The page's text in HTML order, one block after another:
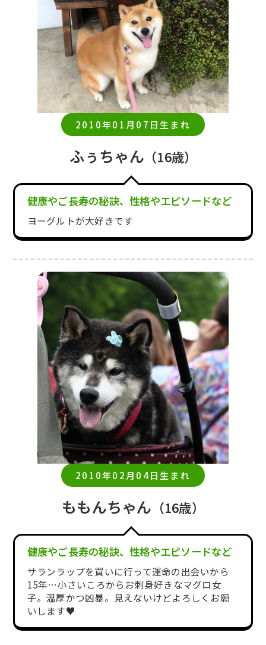
2010年01月07日生まれ
ふぅちゃん （16歳）
健康やご長寿の秘訣、性格やエピソードなど
ヨーグルトが大好きです
2010年02月04日生まれ
ももんちゃん （16歳）
健康やご長寿の秘訣、性格やエピソードなど
サランラップを買いに行って運命の出会いから
15年…小さいころからお刺身好きなマグロ女
子。温厚かつ凶暴。見えないけどよろしくお願
いします♥